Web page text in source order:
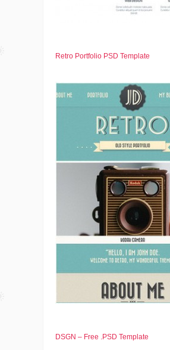
Retro Portfolio PSD Template
DSGN – Free .PSD Template